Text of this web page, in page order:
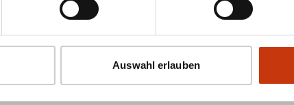
Auswahl erlauben
vielseitiger Köderpalette bist du bestens
Qualität überzeugen. Nutze die Kraft innovativer
nächste Angeltour erfolgreicher als je zuvor.